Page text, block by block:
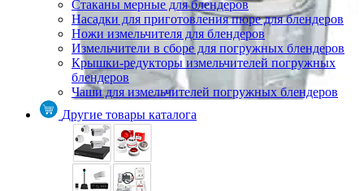
Стаканы мерные для блендеров
Насадки для приготовления пюре для блендеров
Ножи измельчителя для блендеров
Измельчители в сборе для погружных блендеров
Крышки-редукторы измельчителей погружных
блендеров
Чаши для измельчителей погружных блендеров
Другие товары каталога